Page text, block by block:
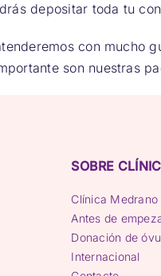
depositar toda tu
con mucho
son nuestras
SOBRE
Clínica Medrano
Antes de
Donación de
Internacional